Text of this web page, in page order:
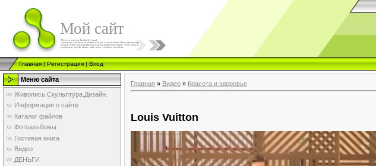
Мой сайт
Главная|Регистрация|Вход
Меню сайта
Живопись.Скульптура.Дизайн.
Информация о сайте
Каталог файлов
Фотоальбомы
Гостевая книга
Видео
ДЕНЬГИ
Главная » Видео » Красота и здоровье
Louis Vuitton